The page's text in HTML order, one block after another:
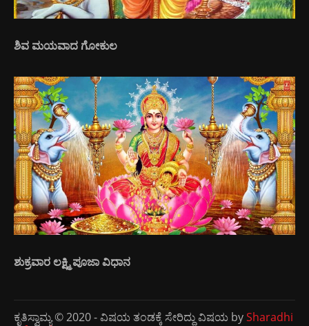
ಶಿವ ಮಯವಾದ ಗೋಕುಲ
ಶುಕ್ರವಾರ ಲಕ್ಷ್ಮಿ ಪೂಜಾ ವಿಧಾನ
ಕೃತಿಸ್ವಾಮ್ಯ © 2020 - ವಿಷಯ ತಂಡಕ್ಕೆ ಸೇರಿದ್ದು ವಿಷಯ bySharadhi